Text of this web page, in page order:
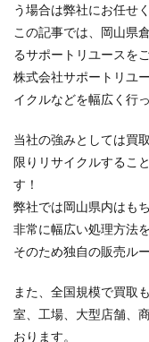
う場合は弊社にお任せ
この記事では、岡山県
るサポートリユースを
株式会社サポートリユ
イクルなどを幅広く行
当社の強みとしては買
限りリサイクルするこ
す！
弊社では岡山県内はも
非常に幅広い処理方法
そのため独自の販売ル
また、全国規模で買取
室、工場、大型店舗、
おります。